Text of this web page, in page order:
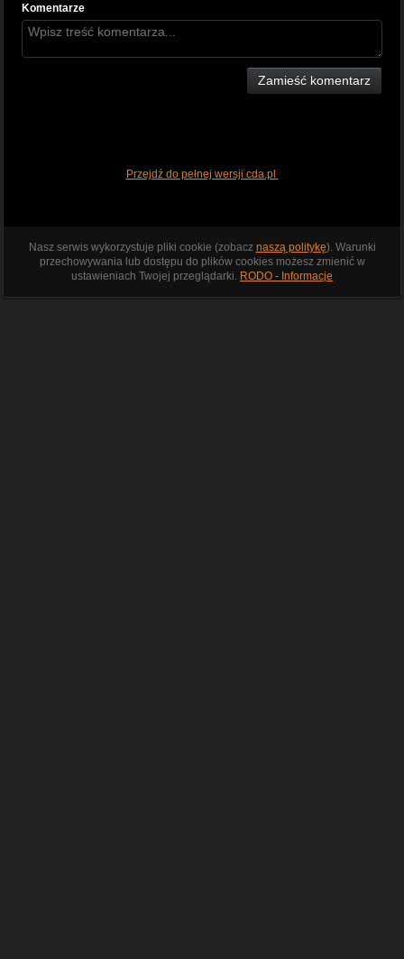
Komentarze
Zamieść komentarz
Przejdź do pełnej wersji cda.pl
Nasz serwis wykorzystuje pliki cookie (zobacz naszą politykę). Warunki
przechowywania lub dostępu do plików cookies możesz zmienić w
ustawieniach Twojej przeglądarki. RODO - Informacje